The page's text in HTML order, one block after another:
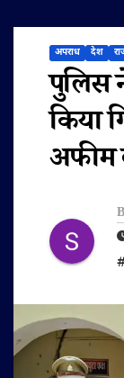
अपराध देश
पुलिस
किया
अफीम